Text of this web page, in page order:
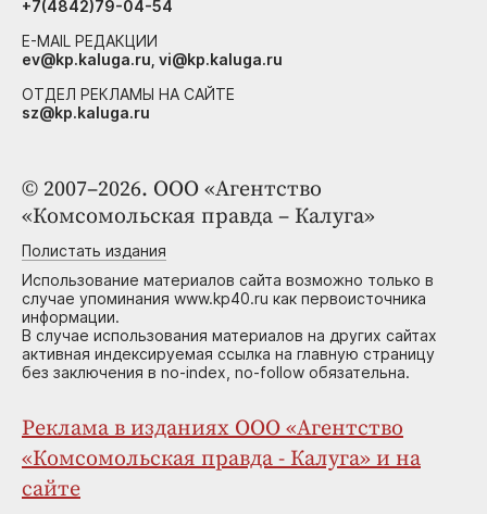
© 2007–2026. ООО «Агентство
«Комсомольская правда – Калуга»
Полистать издания
Использование материалов сайта возможно только в
случае упоминания www.kp40.ru как первоисточника
информации.
В случае использования материалов на других сайтах
активная индексируемая ссылка на главную страницу
без заключения в no-index, no-follow обязательна.
Реклама в изданиях ООО «Агентство
«Комсомольская правда - Калуга» и на
сайте
+7(4842)79-04-54
E-MAIL РЕДАКЦИИ
ev@kp.kaluga.ru, vi@kp.kaluga.ru
ОТДЕЛ РЕКЛАМЫ НА САЙТЕ
sz@kp.kaluga.ru